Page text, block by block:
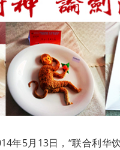
年5月13日，“联合利华